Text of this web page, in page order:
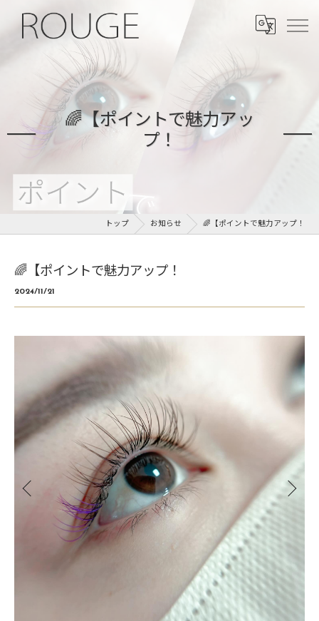
🌈【ポイントで魅力アッ
プ！
トップ お知らせ 🌈【ポイントで魅力アップ！
🌈【ポイントで魅力アップ！
2024/11/21